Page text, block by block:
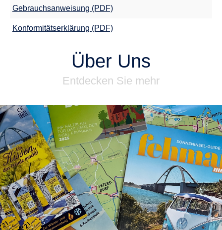
Gebrauchsanweisung (PDF)
Konformitätserklärung (PDF)
Über Uns
Entdecken Sie mehr